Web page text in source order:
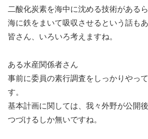
二酸化炭素を海中に沈める技術があるら
海に鉄をまいて吸収させるという話もあ
皆さん、いろいろ考えますね。
ある水産関係者さん
事前に委員の素行調査をしっかりやっ
す。
基本計画に関しては、我々外野が公開
つづけるしか無いですね。